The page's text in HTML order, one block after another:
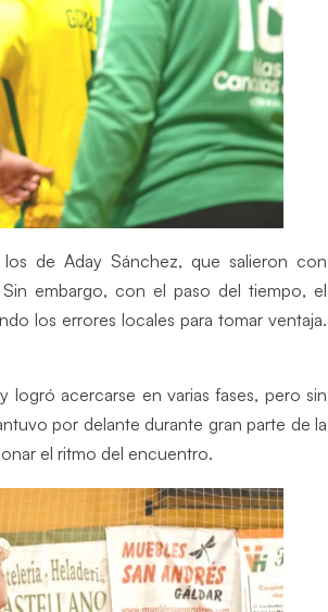
de Aday Sánchez, que salieron con
embargo, con el paso del tiempo, el
los errores locales para tomar ventaja.
logró acercarse en varias fases, pero sin
por delante durante gran parte de la
el ritmo del encuentro.